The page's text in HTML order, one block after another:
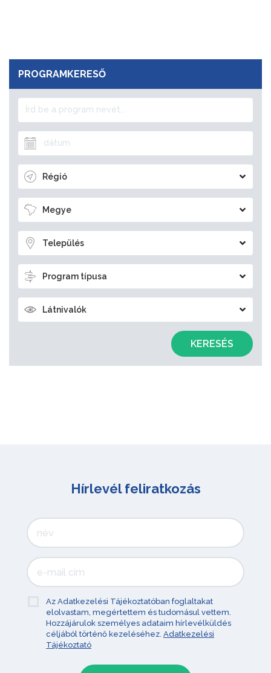
PROGRAMKERESŐ
Régió
Megye
Település
Program típusa
Látnivalók
KERESÉS
Hírlevél feliratkozás
Az Adatkezelési Tájékoztatóban foglaltakat
elolvastam, megértettem és tudomásul vettem.
Hozzájárulok személyes adataim hírlevélküldés
céljából történő kezeléséhez. Adatkezelési
Tájékoztató